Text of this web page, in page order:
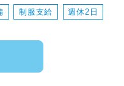
教材を使用しますので、教
ません。
制服支給 週休2日